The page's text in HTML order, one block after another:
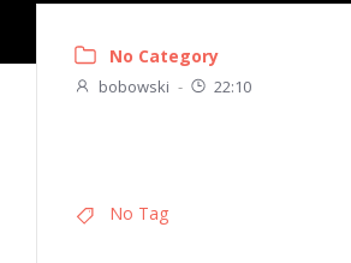
No Category
bobowski - 22:10
No Tag